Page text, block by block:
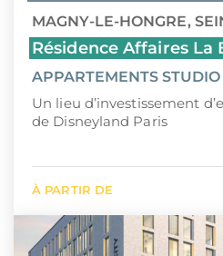
MAGNY-LE-HONGRE,
Résidence Affaires La
APPARTEMENTS STUDIO
Un lieu d’investissement
de Disneyland Paris
À PARTIR DE